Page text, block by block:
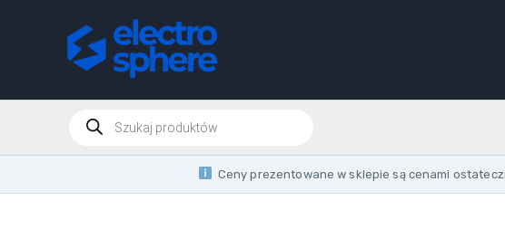
Products
search
Ceny prezentowane w sklepie są cenami